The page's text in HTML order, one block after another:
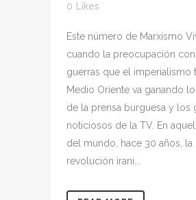
0
Likes
Este número de Marxismo
cuando la preocupación con
guerras que el imperialismo
Medio Oriente va ganando
de la prensa burguesa y los
noticiosos de la TV. En
del mundo, hace 30 años, la
revolución iraní...